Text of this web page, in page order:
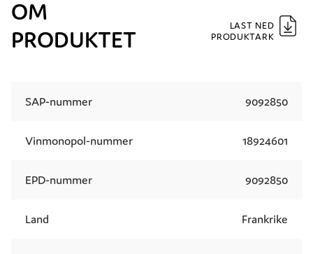
OM
PRODUKTET
LAST NED
PRODUKTARK
SAP-nummer 9092850
Vinmonopol-nummer 18924601
EPD-nummer 9092850
Land Frankrike